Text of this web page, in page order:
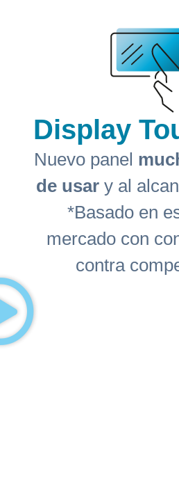
Display
Nuevo panel
de usar y al
*Basado en
mercado con
contra